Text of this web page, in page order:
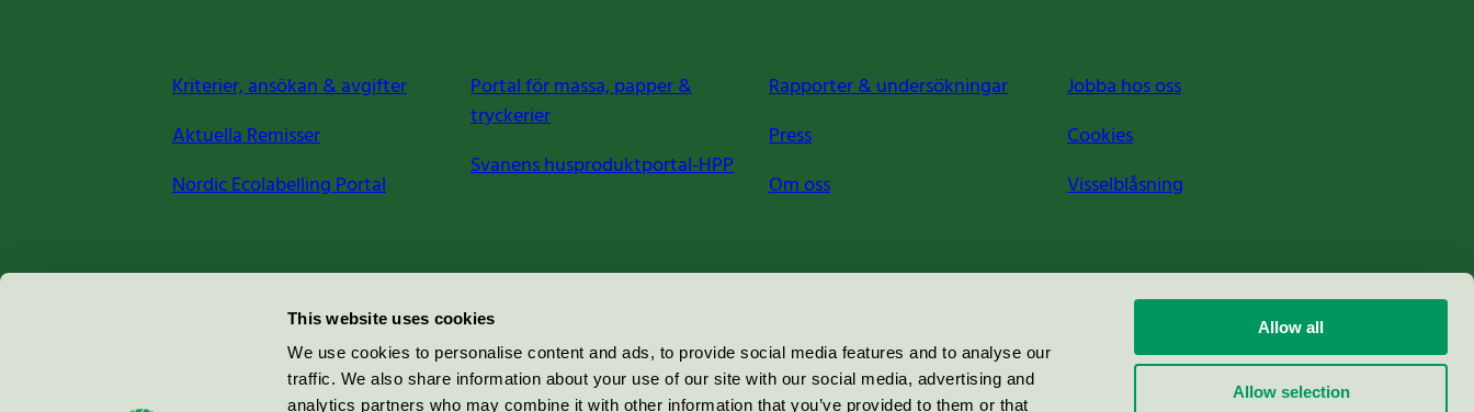
This website uses cookies
We use cookies to personalise content and ads, to provide social media features and to analyse our
traffic. We also share information about your use of our site with our social media, advertising and
analytics partners who may combine it with other information that you’ve provided to them or that
Allow all
Allow selection
Kriterier, ansökan & avgifter
Aktuella Remisser
Nordic Ecolabelling Portal
Portal för massa, papper &
tryckerier
Svanens husproduktportal-HPP
Rapporter & undersökningar
Press
Om oss
Jobba hos oss
Cookies
Visselblåsning
Miljömärkning Sverige AB
100 64